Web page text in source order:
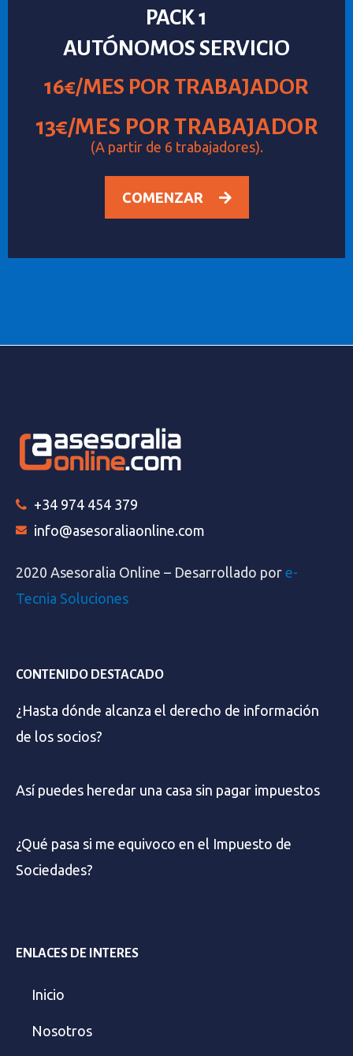
PACK 1
AUTÓNOMOS SERVICIO
16€/MES POR TRABAJADOR
13€/MES POR TRABAJADOR
(A partir de 6 trabajadores).
COMENZAR
+34 974 454 379
info@asesoraliaonline.com
2020 Asesoralia Online – Desarrollado por e-
Tecnia Soluciones
CONTENIDO DESTACADO
¿Hasta dónde alcanza el derecho de información
de los socios?
Así puedes heredar una casa sin pagar impuestos
¿Qué pasa si me equivoco en el Impuesto de
Sociedades?
ENLACES DE INTERES
Inicio
Nosotros